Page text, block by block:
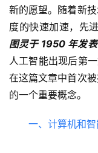
新的愿望。随着新
度的快速加速，先
图灵于 1950 年发
人工智能出现后第
在这篇文章中首次
的一个重要概念。
一、计算机和